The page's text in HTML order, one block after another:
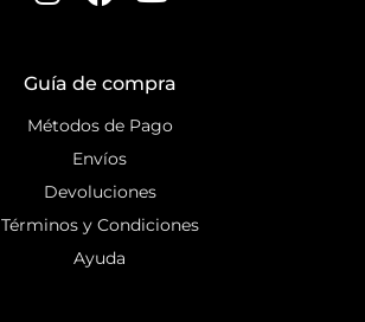
Guía de compra
Métodos de Pago
Envíos
Devoluciones
Términos y Condiciones
Ayuda